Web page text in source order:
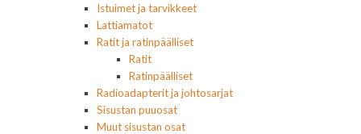
Istuimet ja tarvikkeet
Lattiamatot
Ratit ja ratinpäälliset
Ratit
Ratinpäälliset
Radioadapterit ja johtosarjat
Sisustan puuosat
Muut sisustan osat